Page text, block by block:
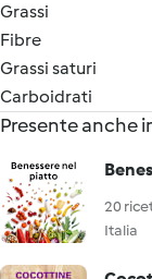
Grassi
Fibre
Grassi saturi
Carboidrati
Presente anche
20
Italia